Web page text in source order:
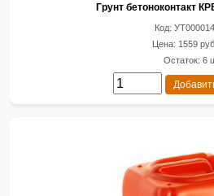
Грунт бетоноконтакт
Код:
Цена: 1559
Остаток: 6